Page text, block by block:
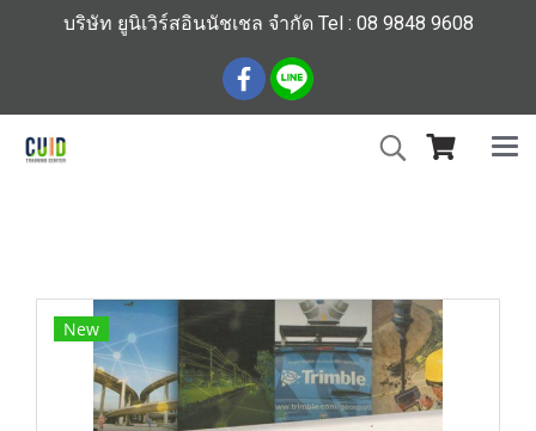
บริษัท ยูนิเวิร์สอินนัชเชล จำกัด Tel : 08 9848 9608
New